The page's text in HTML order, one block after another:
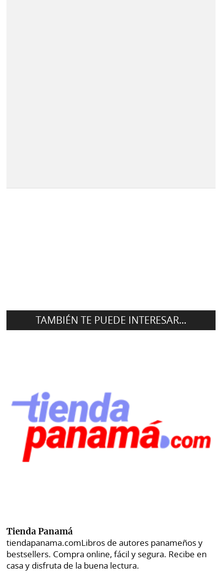
TAMBIÉN TE PUEDE INTERESAR...
Tienda Panamá
tiendapanama.comLibros de autores panameños y
bestsellers. Compra online, fácil y segura. Recibe en
casa y disfruta de la buena lectura.